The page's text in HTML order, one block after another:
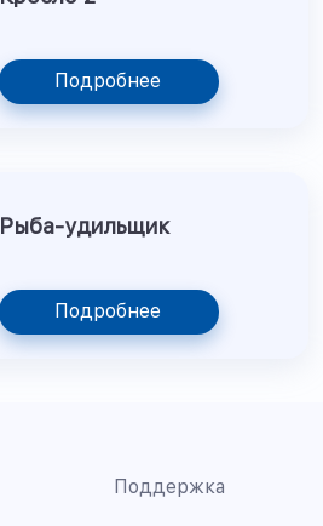
Подробнее
Рыба-удильщик
Подробнее
Поддержка